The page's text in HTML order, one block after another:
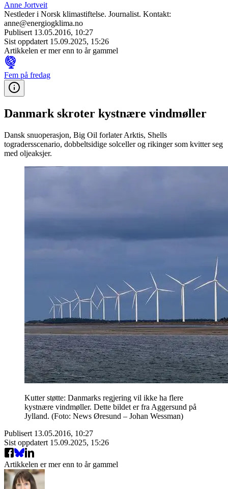
Anne Jortveit
Nestleder i Norsk klimastiftelse. Journalist. Kontakt:
anne@energiogklima.no
Publisert 13.05.2016, 10:27
Sist oppdatert 15.09.2025, 15:26
Artikkelen er mer enn to år gammel
Fem på fredag
Danmark skroter kystnære vindmøller
Dansk snuoperasjon, Big Oil forlater Arktis, Shells
togradersscenario, dobbeltsidige solceller og rikinger som kvitter seg
med oljeaksjer.
Kutter støtte: Danmarks regjering vil ikke ha flere
kystnære vindmøller. Dette bildet er fra Aggersund på
Jylland. (Foto: News Øresund – Johan Wessman)
Publisert 13.05.2016, 10:27
Sist oppdatert 15.09.2025, 15:26
Artikkelen er mer enn to år gammel